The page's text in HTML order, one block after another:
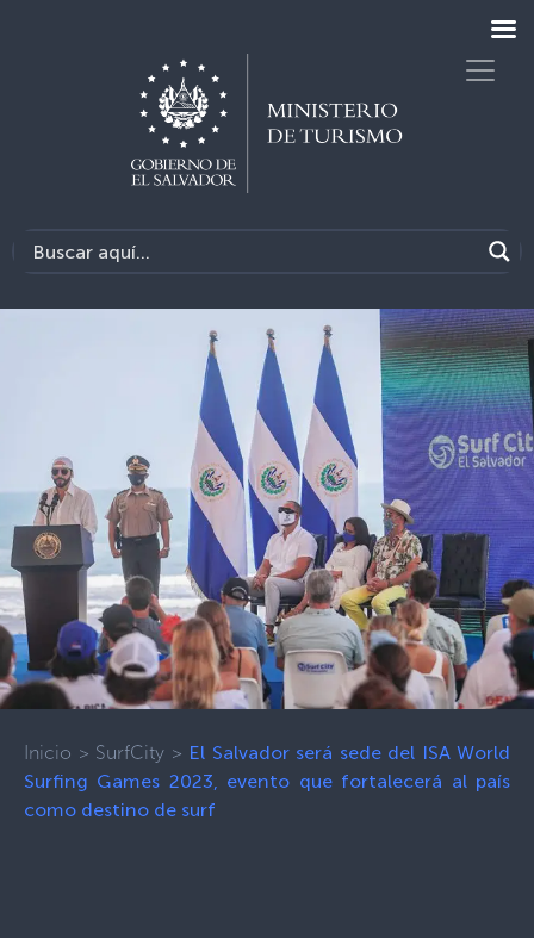
Inicio > SurfCity > El Salvador será sede del ISA World
Surfing Games 2023, evento que fortalecerá al país
como destino de surf